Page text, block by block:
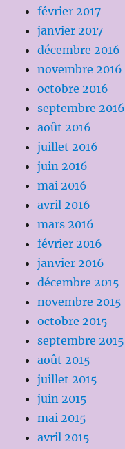
février 2017
janvier 2017
décembre 2016
novembre 2016
octobre 2016
septembre 2016
août 2016
juillet 2016
juin 2016
mai 2016
avril 2016
mars 2016
février 2016
janvier 2016
décembre 2015
novembre 2015
octobre 2015
septembre 2015
août 2015
juillet 2015
juin 2015
mai 2015
avril 2015